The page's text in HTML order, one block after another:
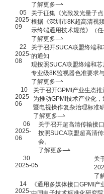
了解更多
05
2025-
09
关于征集《光致发光量子
根据《深圳市8K超高清视
示终端通用技术规范》（
了解更多
22
2025-
08
关于召开SUCA联盟终端
的通知
现按照SUCA联盟终端和
专业级8K监视器色准要求
了解更多
10
2025-
06
关于召开GPMI产业生态
为推动GPMI技术产业化
暨电视操作复杂治理标准
了解更多
06
2025-
06
关于召开超高清传输接
按照SUCA联盟超高清
会。
了解更多
30
2025-05
关
了
14
2025-
《通用多媒体接口GPMI